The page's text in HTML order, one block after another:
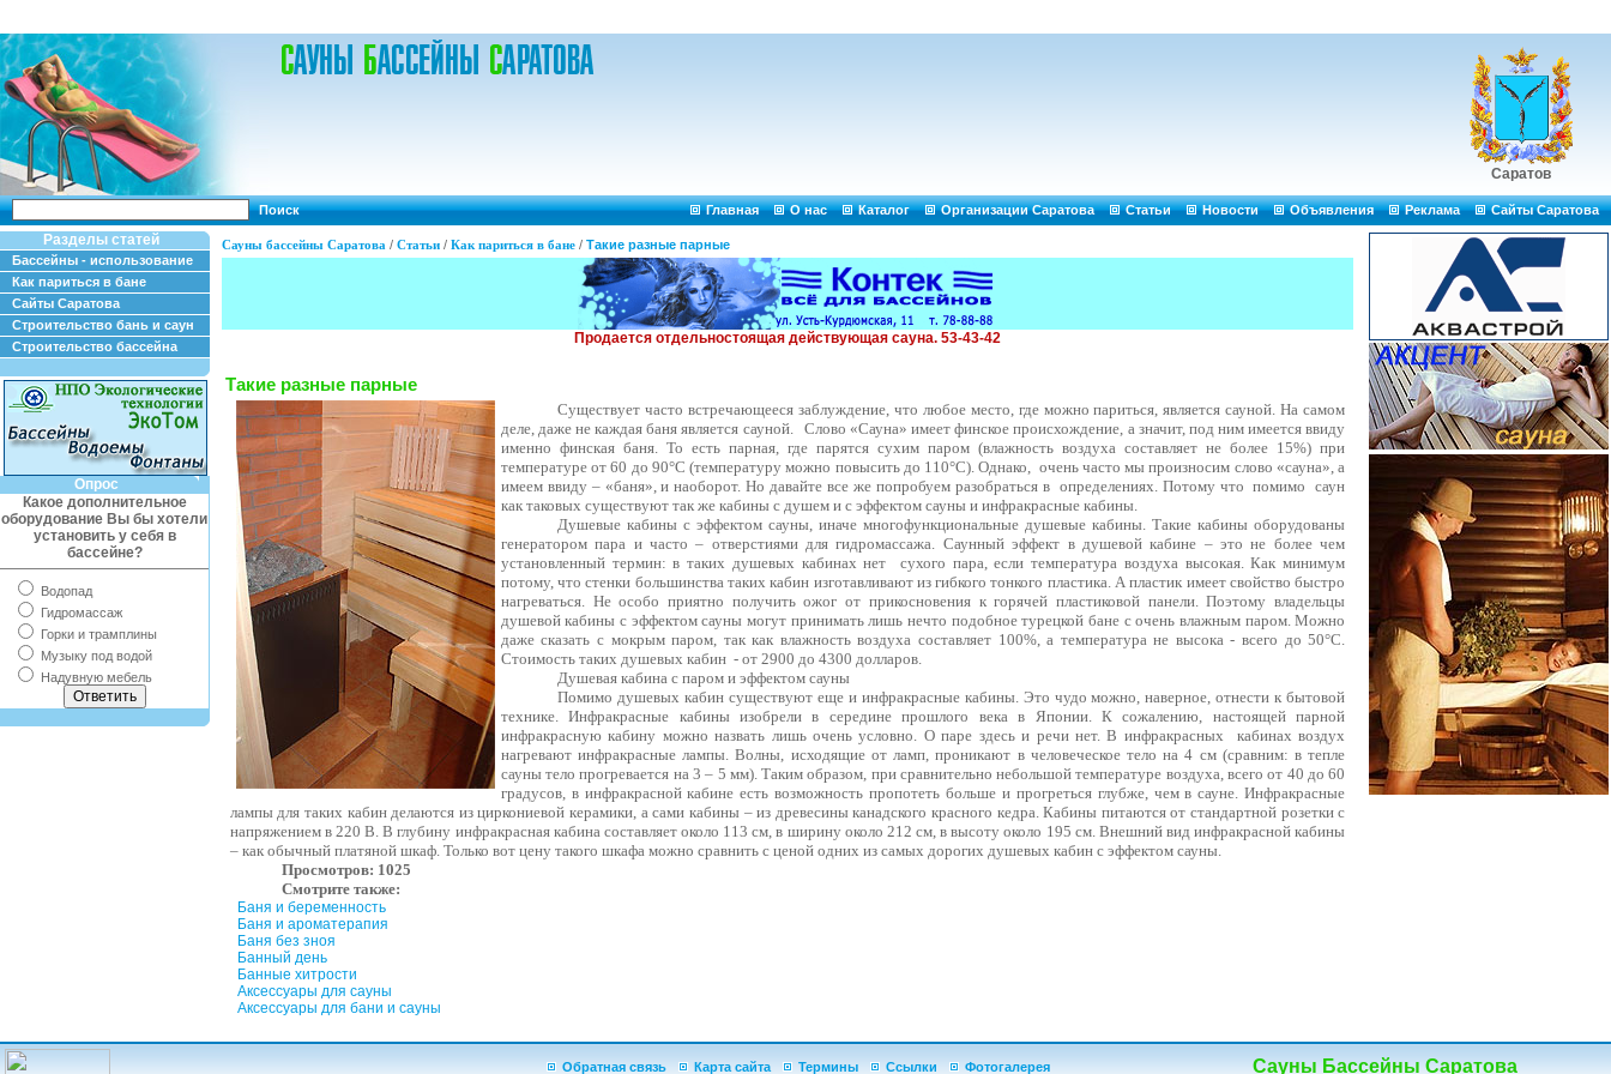
Саратов
Поиск Главная О нас Каталог Организации Саратова Статьи Новости Объявления Реклама Сайты Саратова
Разделы статей
Бассейны - использование
Как париться в бане
Сайты Саратова
Строительство бань и саун
Строительство бассейна
Опрос
Какое дополнительное
оборудование Вы бы хотели
установить у себя в
бассейне?
Водопад
Гидромассаж
Горки и трамплины
Музыку под водой
Надувную мебель
Сауны бассейны Саратова / Статьи / Как париться в бане / Такие разные парные
Такие разные парные
Существует часто встречающееся заблуждение, что любое место, где можно париться, является сауной. На самом
деле, даже не каждая баня является сауной. Слово «Сауна» имеет финское происхождение, а значит, под ним имеется ввиду
именно финская баня. То есть парная, где парятся сухим паром (влажность воздуха составляет не более 15%) при
температуре от 60 до 90°С (температуру можно повысить до 110°С). Однако, очень часто мы произносим слово «сауна», а
имеем ввиду – «баня», и наоборот. Но давайте все же попробуем разобраться в определениях. Потому что помимо
саун
как таковых существуют так же кабины с душем и с эффектом сауны и инфракрасные кабины.
Душевые кабины с эффектом сауны, иначе многофункциональные душевые кабины. Такие кабины оборудованы
генератором пара и часто – отверстиями для гидромассажа. Саунный эффект в душевой кабине – это не более чем
установленный термин: в таких душевых кабинах нет
сухого пара, если температура воздуха высокая. Как минимум
потому, что стенки большинства таких кабин изготавливают из гибкого тонкого пластика. А пластик имеет свойство быстро
нагреваться. Не особо приятно получить ожог от прикосновения к горячей пластиковой панели. Поэтому владельцы
душевой кабины с эффектом сауны могут принимать лишь нечто подобное турецкой бане с очень влажным паром. Можно
даже сказать с мокрым паром, так как влажность воздуха составляет 100%, а температура не высока - всего до 50°С.
Стоимость таких душевых кабин - от 2900 до 4300 долларов.
Душевая кабина с паром и эффектом сауны
Помимо душевых кабин существуют еще и инфракрасные кабины. Это чудо можно, наверное, отнести к бытовой
технике. Инфракрасные кабины изобрели в середине прошлого века в Японии. К сожалению, настоящей парной
инфракрасную кабину можно назвать лишь очень условно. О паре здесь и речи нет. В инфракрасных
кабинах воздух
нагревают инфракрасные лампы. Волны, исходящие от ламп, проникают в человеческое тело на 4 см (сравним: в тепле
сауны тело прогревается на 3 – 5 мм). Таким образом, при сравнительно небольшой температуре воздуха, всего от 40 до 60
градусов, в инфракрасной кабине есть возможность пропотеть больше и прогреться глубже, чем в сауне. Инфракрасные
лампы для таких кабин делаются из циркониевой керамики, а сами кабины – из древесины канадского красного кедра. Кабины питаются от стандартной розетки с
напряжением в 220 В. В глубину инфракрасная кабина составляет около 113 см, в ширину около 212 см, в высоту около 195 см. Внешний вид инфракрасной кабины
– как обычный платяной шкаф. Только вот цену такого шкафа можно сравнить с ценой одних из самых дорогих душевых кабин с эффектом сауны.
Просмотров: 1025
Смотрите также:
Баня и беременность
Баня и ароматерапия
Баня без зноя
Банный день
Банные хитрости
Аксессуары для сауны
Аксессуары для бани и сауны
Обратная связь Карта сайта Термины Ссылки Фотогалерея Сауны Бассейны Саратова